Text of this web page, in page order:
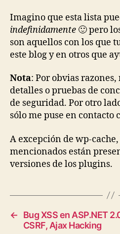
Imagino que esta lista
indefinidamente 🙂 pero
son aquellos con los que
este blog y en otros que
Nota: Por obvias
detalles o pruebas de
de seguridad. Por otro
sólo me puse en contacto
A excepción de wp-
mencionados están
versiones de los plugins.
←
Bug XSS en ASP.NET
CSRF, Ajax Hacking